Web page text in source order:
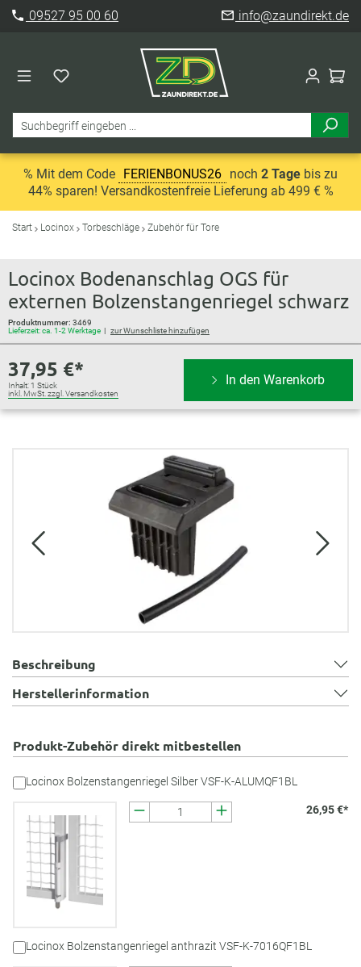
09527 95 00 60 info@zaundirekt.de
% Mit dem Code FERIENBONUS26 noch 2 Tage bis zu
44% sparen! Versandkostenfreie Lieferung ab 499 € %
Start Locinox Torbeschläge Zubehör für Tore
Locinox Bodenanschlag OGS für
externen Bolzenstangenriegel schwarz
Produktnummer: 3469
Lieferzeit: ca. 1-2 Werktage
zur Wunschliste hinzufügen
37,95 €*
Inhalt: 1 Stück
inkl. MwSt. zzgl. Versandkosten
In den Warenkorb
Beschreibung
Herstellerinformation
Produkt-Zubehör direkt mitbestellen
Locinox Bolzenstangenriegel Silber VSF-K-ALUMQF1BL
26,95 €*
Locinox Bolzenstangenriegel anthrazit VSF-K-7016QF1BL